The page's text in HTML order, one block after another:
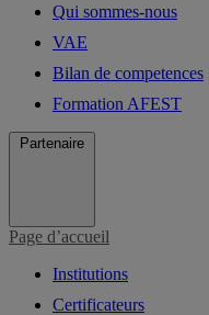
Qui sommes-nous
VAE
Bilan de competences
Formation AFEST
Partenaire
Page d’accueil
Institutions
Certificateurs